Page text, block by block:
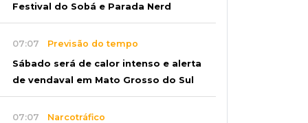
Festival do Sobá e Parada Nerd
07:07 Previsão do tempo
Sábado será de calor intenso e alerta
de vendaval em Mato Grosso do Sul
07:07 Narcotráfico